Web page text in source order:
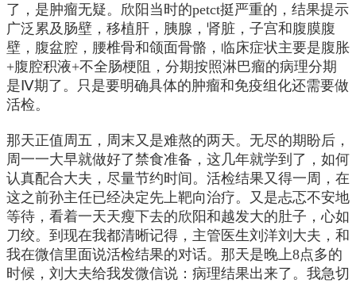
了，是肿瘤无疑。欣阳当时的petct挺严重的，结果提示
广泛累及肠壁，移植肝，胰腺，肾脏，子宫和腹膜腹
壁，腹盆腔，腰椎骨和颌面骨骼，临床症状主要是腹胀
+腹腔积液+不全肠梗阻，分期按照淋巴瘤的病理分期
是Ⅳ期了。只是要明确具体的肿瘤和免疫组化还需要做
活检。
那天正值周五，周末又是难熬的两天。无尽的期盼后，
周一一大早就做好了禁食准备，这几年就学到了，如何
认真配合大夫，尽量节约时间。活检结果又得一周，在
这之前孙主任已经决定先上靶向治疗。又是忐忑不安地
等待，看着一天天瘦下去的欣阳和越发大的肚子，心如
刀绞。到现在我都清晰记得，主管医生刘洋刘大夫，和
我在微信里面说活检结果的对话。那天是晚上8点多的
时候，刘大夫给我发微信说：病理结果出来了。我急切